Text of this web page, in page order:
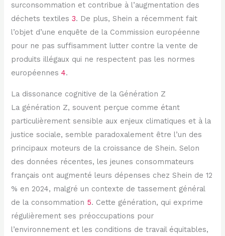
surconsommation et contribue à l’augmentation des
déchets textiles3. De plus, Shein a récemment fait
l’objet d’une enquête de la Commission européenne
pour ne pas suffisamment lutter contre la vente de
produits illégaux qui ne respectent pas les normes
européennes4.
La dissonance cognitive de la Génération Z
La génération Z, souvent perçue comme étant
particulièrement sensible aux enjeux climatiques et à la
justice sociale, semble paradoxalement être l’un des
principaux moteurs de la croissance de Shein. Selon
des données récentes, les jeunes consommateurs
français ont augmenté leurs dépenses chez Shein de 12
% en 2024, malgré un contexte de tassement général
de la consommation 5. Cette génération, qui exprime
régulièrement ses préoccupations pour
l’environnement et les conditions de travail équitables,